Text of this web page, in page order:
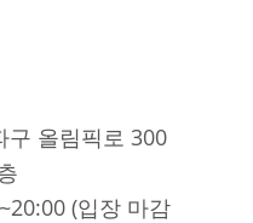
구 올림픽로 300
(입장 마감